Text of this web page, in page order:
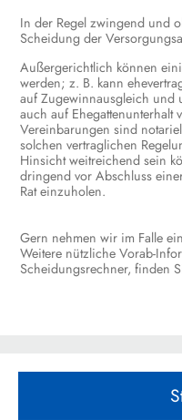
In der Regel zwingend und
Scheidung der
Außergerichtlich können
werden; z. B. kann
auf Zugewinnausgleich und
auch auf Ehegattenunterhalt
Vereinbarungen sind
solchen vertraglichen
Hinsicht weitreichend sein
dringend vor Abschluss
Rat einzuholen.
Gern nehmen wir im Falle
Weitere nützliche Vorab-
Scheidungsrechner, finden